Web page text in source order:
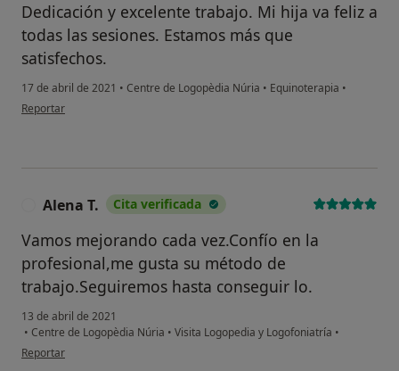
Dedicación y excelente trabajo. Mi hija va feliz a
todas las sesiones. Estamos más que
satisfechos.
17 de abril de 2021 • Centre de Logopèdia Núria • Equinoterapia •
en opinión del usuario Núria
Reportar
Alena T. Cita verificada
Vamos mejorando cada vez.Confío en la
profesional,me gusta su método de
trabajo.Seguiremos hasta conseguir lo.
13 de abril de 2021
• Centre de Logopèdia Núria • Visita Logopedia y Logofoniatría •
en opinión del usuario Alena T.
Reportar